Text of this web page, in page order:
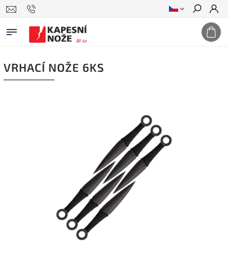
Hledat
VRHACÍ NOŽE 6KS